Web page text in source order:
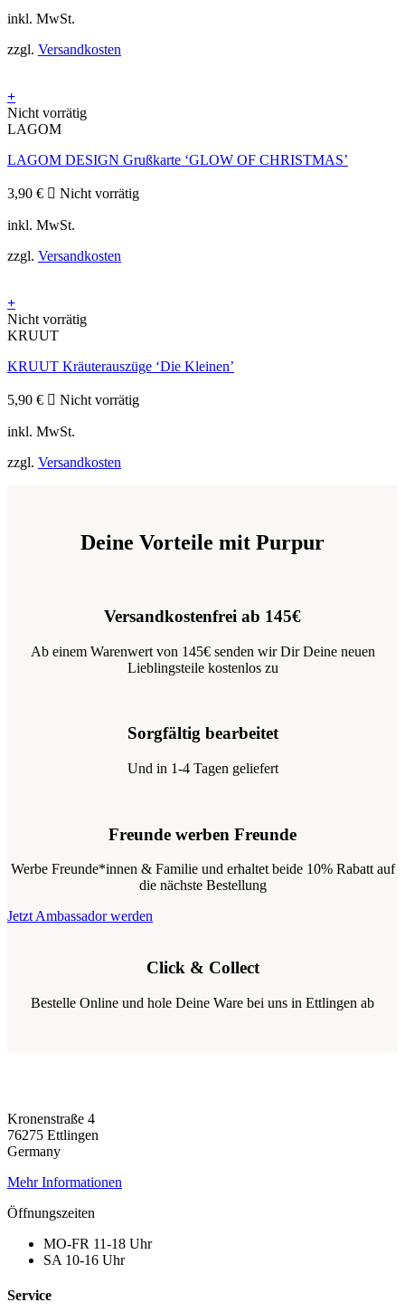
inkl. MwSt.
zzgl. Versandkosten
+
Nicht vorrätig
LAGOM
LAGOM DESIGN Grußkarte ‘GLOW OF CHRISTMAS’
3,90 € Nicht vorrätig
inkl. MwSt.
zzgl. Versandkosten
+
Nicht vorrätig
KRUUT
KRUUT Kräuterauszüge ‘Die Kleinen’
5,90 € Nicht vorrätig
inkl. MwSt.
zzgl. Versandkosten
Deine Vorteile mit Purpur
Versandkostenfrei ab 145€
Ab einem Warenwert von 145€ senden wir Dir Deine neuen
Lieblingsteile kostenlos zu
Sorgfältig bearbeitet
Und in 1-4 Tagen geliefert
Freunde werben Freunde
Werbe Freunde*innen & Familie und erhaltet beide 10% Rabatt auf
die nächste Bestellung
Jetzt Ambassador werden
Click & Collect
Bestelle Online und hole Deine Ware bei uns in Ettlingen ab
Kronenstraße 4
76275 Ettlingen
Germany
Mehr Informationen
Öffnungszeiten
MO-FR 11-18 Uhr
SA 10-16 Uhr
Service